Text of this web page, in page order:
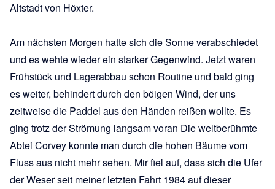
Altstadt von Höxter.
Am nächsten Morgen hatte sich die Sonne verabschiedet
und es wehte wieder ein starker Gegenwind. Jetzt waren
Frühstück und Lagerabbau schon Routine und bald ging
es weiter, behindert durch den böigen Wind, der uns
zeitweise die Paddel aus den Händen reißen wollte. Es
ging trotz der Strömung langsam voran Die weltberühmte
Abtei Corvey konnte man durch die hohen Bäume vom
Fluss aus nicht mehr sehen. Mir fiel auf, dass sich die Ufer
der Weser seit meiner letzten Fahrt 1984 auf dieser